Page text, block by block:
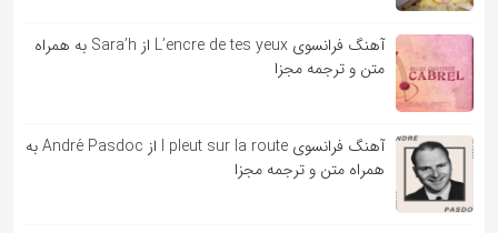
آهنگ فرانسوی L’encre de tes yeux از Sara’h به همراه
متن و ترجمه مجزا
آهنگ فرانسوی l pleut sur la route از André Pasdoc به
همراه متن و ترجمه مجزا